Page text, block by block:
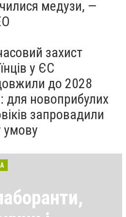
медузи, —
захист
у ЄС
до 2028
для новоприбулих
запровадили
умову